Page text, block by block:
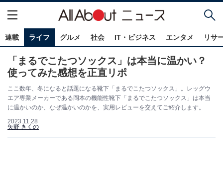
連載 ライフ グルメ 社会 IT・ビジネス エンタメ リサ
「まるでこたつソックス」は本当に温かい？
使ってみた感想を正直リポ
ここ数年、冬になると話題になる靴下「まるでこたつソックス」。レッグウ
エア専業メーカーである岡本の機能性靴下「まるでこたつソックス」は本当
に温かいのか、なぜ温かいのかを、実用レビューを交えてご紹介します。
2023.11.28
矢野 きくの